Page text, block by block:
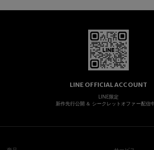
LINE OFFICIAL ACCOUNT
LINE限定
新作先行公開 ＆ シークレットオファー配信